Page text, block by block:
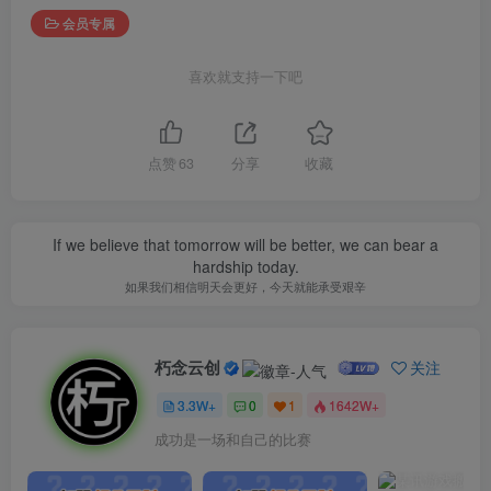
会员专属
喜欢就支持一下吧
点赞 63 分享 收藏
If we believe that tomorrow will be better, we can bear a
hardship today.
如果我们相信明天会更好，今天就能承受艰辛
朽念云创 关注
3.3W+ 0 1 1642W+
成功是一场和自己的比赛